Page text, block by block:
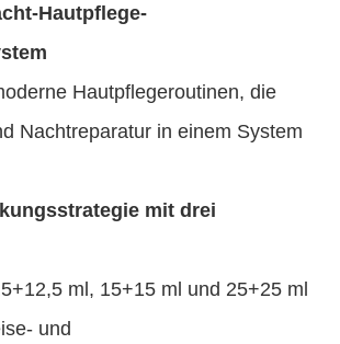
Hautpflege-
Hautpflegeroutinen, die
Nachtreparatur in einem System
mit drei
ml, 15+15 ml und 25+25 ml
und